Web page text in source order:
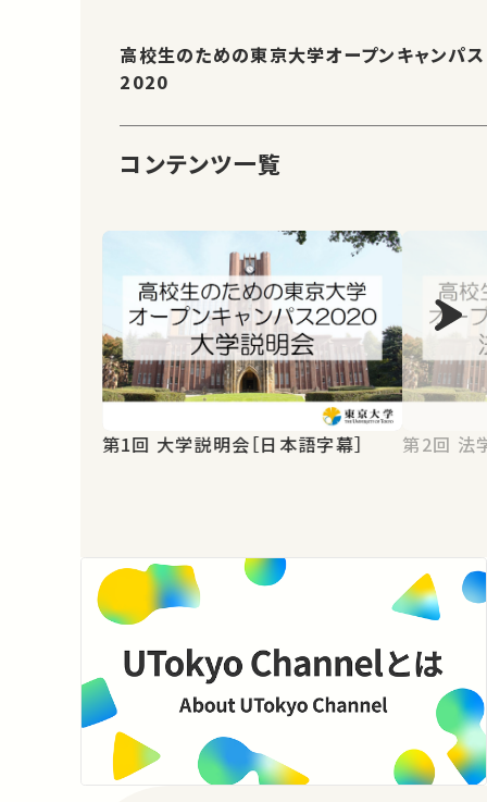
高校生のための東京大学オープンキャンパス
2020
コンテンツ一覧
第1回 大学説明会［日本語字幕］ 第2